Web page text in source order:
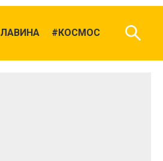
ЛАВИНА КОСМОС